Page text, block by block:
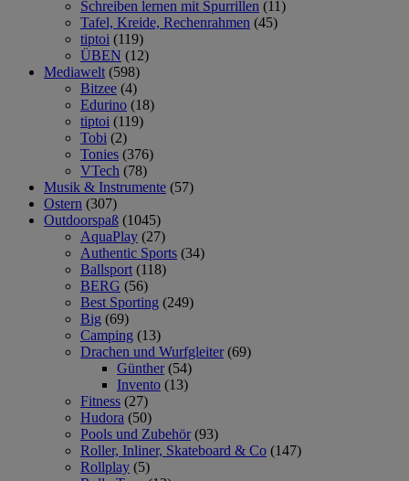
Schreiben lernen mit Spurrillen (11)
Tafel, Kreide, Rechenrahmen (45)
tiptoi (119)
ÜBEN (12)
Mediawelt (598)
Bitzee (4)
Edurino (18)
tiptoi (119)
Tobi (2)
Tonies (376)
VTech (78)
Musik & Instrumente (57)
Ostern (307)
Outdoorspaß (1045)
AquaPlay (27)
Authentic Sports (34)
Ballsport (118)
BERG (56)
Best Sporting (249)
Big (69)
Camping (13)
Drachen und Wurfgleiter (69)
Günther (54)
Invento (13)
Fitness (27)
Hudora (50)
Pools und Zubehör (93)
Roller, Inliner, Skateboard & Co (147)
Rollplay (5)